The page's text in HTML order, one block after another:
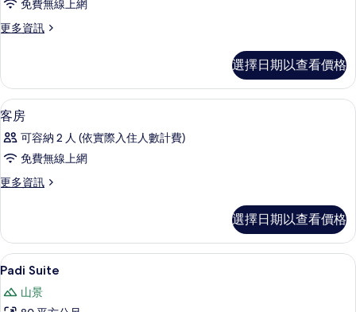
房
的
有
相
片
免費無線上網
更多資訊
更
的
詳
情
選擇日期以查看價格
顯
示
客
房
的
有
相
片
埃及棉床單、高級寢具、羽絨被、舒適
15
客房
可容納 2 人 (依實際入住人數計費)
免費無線上網
更多資訊
更
的
詳
情
選擇日期以查看價格
顯
Padi
Padi Suite | 埃及棉床單、高級寢具、
7
Padi Suite
山景